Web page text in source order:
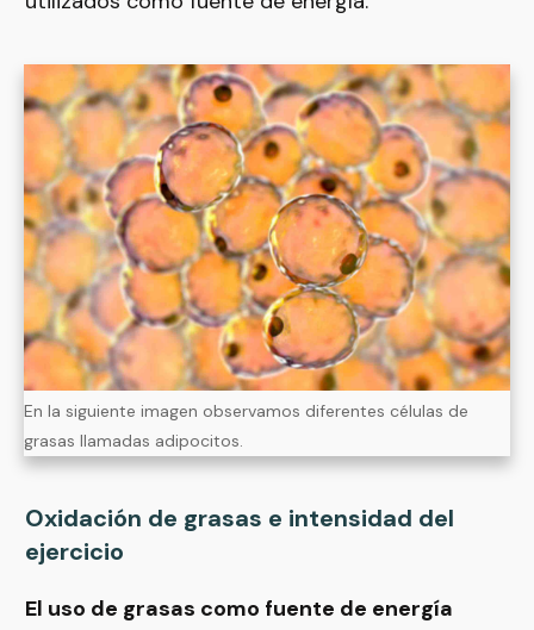
En la siguiente imagen observamos diferentes células de
grasas llamadas adipocitos.
Oxidación de grasas e intensidad del
ejercicio
El uso de grasas como fuente de energía